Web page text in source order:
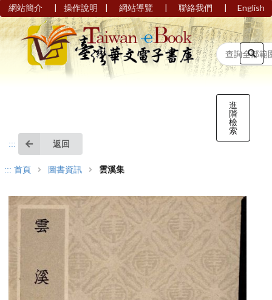
網站簡介 | 操作說明 | 網站導覽 | 聯絡我們 | English
進
階
檢
索
::: 返回
::: 首頁 圖書資訊 雲溪集